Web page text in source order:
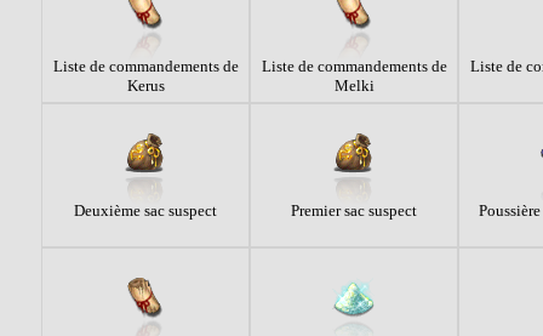
Liste de commandements de
Kerus
Liste de commandements de
Melki
Liste de
Deuxième sac suspect Premier sac suspect